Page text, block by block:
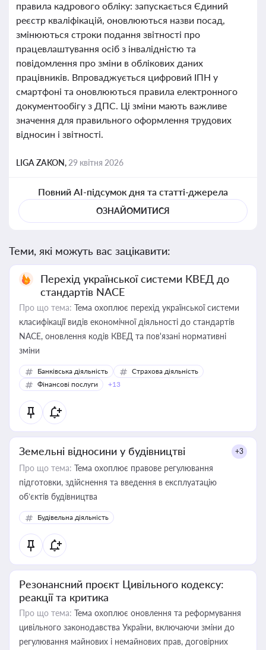
правила кадрового обліку: запускається Єдиний
реєстр кваліфікацій, оновлюються назви посад,
змінюються строки подання звітності про
працевлаштування осіб з інвалідністю та
повідомлення про зміни в облікових даних
працівників. Впроваджується цифровий ІПН у
смартфоні та оновлюються правила електронного
документообігу з ДПС. Ці зміни мають важливе
значення для правильного оформлення трудових
відносин і звітності.
LIGA ZAKON, 29 квітня 2026
Повний AI-підсумок дня та статті-джерела
ОЗНАЙОМИТИСЯ
Теми, які можуть вас зацікавити:
Перехід української системи КВЕД до
стандартів NACE
Про що тема: Тема охоплює перехід української системи
класифікації видів економічної діяльності до стандартів
NACE, оновлення кодів КВЕД та пов'язані нормативні
зміни
Банківська діяльність
Страхова діяльність
Фінансові послуги
+13
Земельні відносини у будівництві +3
Про що тема: Тема охоплює правове регулювання
підготовки, здійснення та введення в експлуатацію
об’єктів будівництва
Будівельна діяльність
Резонансний проєкт Цивільного кодексу:
реакції та критика
Про що тема: Тема охоплює оновлення та реформування
цивільного законодавства України, включаючи зміни до
регулювання майнових і немайнових прав, договірних